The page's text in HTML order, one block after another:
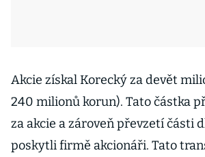
Akcie získal Korecký za devět
240 milionů korun). Tato částka
za akcie a zároveň převzetí části
poskytli firmě akcionáři. Tato